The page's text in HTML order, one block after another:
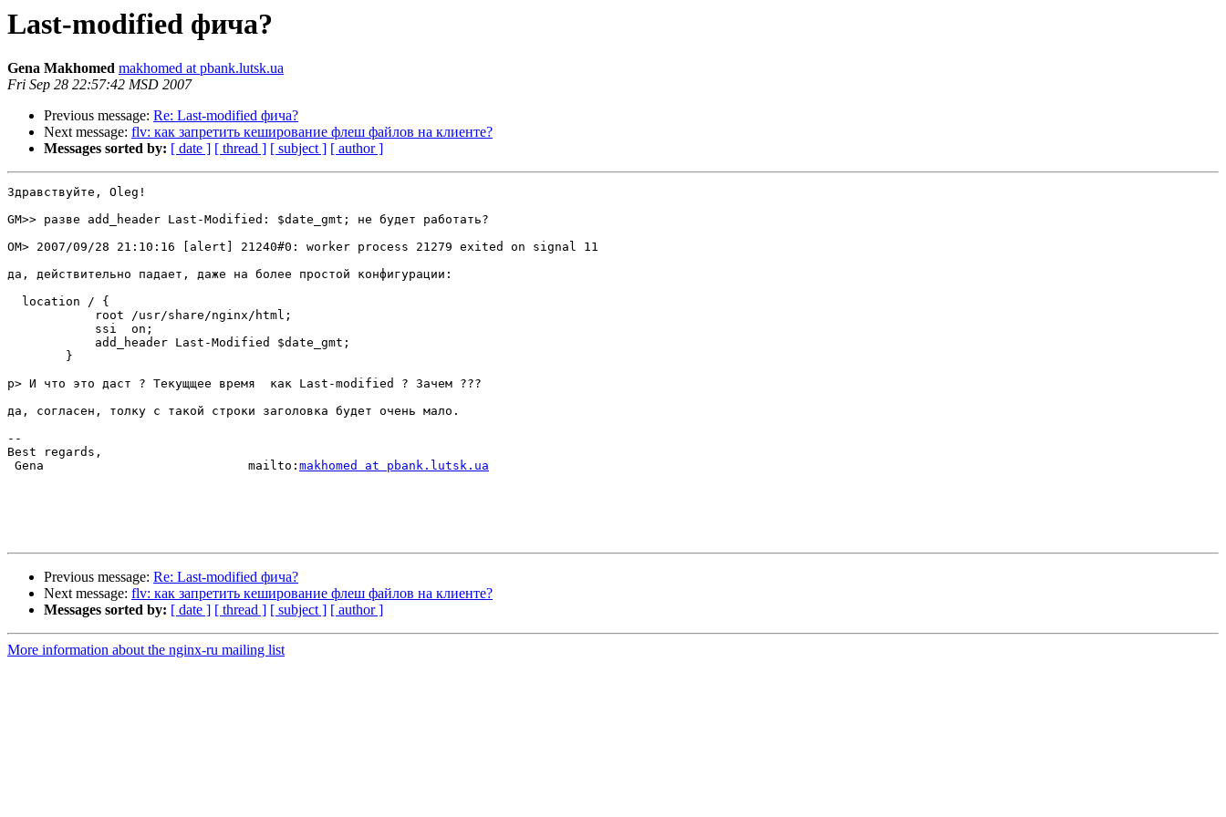
Last-modified фича?
Gena Makhomed makhomed at pbank.lutsk.ua
Fri Sep 28 22:57:42 MSD 2007
Previous message: Re: Last-modified фича?
Next message: flv: как запретить кеширование флеш файлов на клиенте?
Messages sorted by: [ date ] [ thread ] [ subject ] [ author ]
Здравствуйте, Oleg!
GM>> разве add_header Last-Modified: $date_gmt; не будет работать?
OM> 2007/09/28 21:10:16 [alert] 21240#0: worker process 21279 exited on signal 11
да, действительно падает, даже на более простой конфигурации:
  location / {
            root /usr/share/nginx/html;
            ssi  on;
            add_header Last-Modified $date_gmt;
        }
p> И что это даст ? Текущщее время  как Last-modified ? Зачем ???
да, согласен, толку с такой строки заголовка будет очень мало.
--
Best regards,
Gena                            mailto: makhomed at pbank.lutsk.ua
Previous message: Re: Last-modified фича?
Next message: flv: как запретить кеширование флеш файлов на клиенте?
Messages sorted by: [ date ] [ thread ] [ subject ] [ author ]
More information about the nginx-ru mailing list